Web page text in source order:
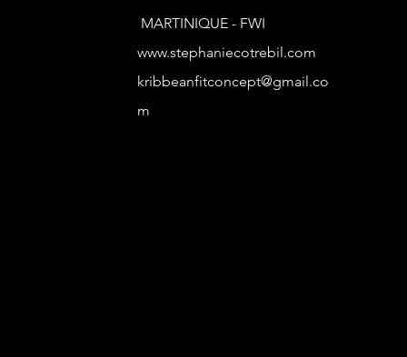
MARTINIQUE - FWI
www.stephaniecotrebil.com
kribbeanfitconcept@gmail.co
m